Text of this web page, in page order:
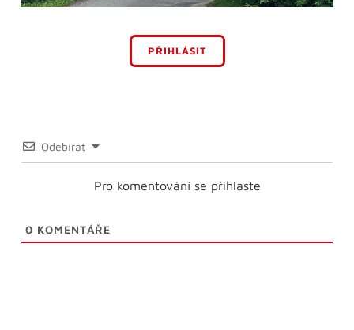
PŘIHLÁSIT
Odebírat
Pro komentování se přihlaste
0 KOMENTÁŘE